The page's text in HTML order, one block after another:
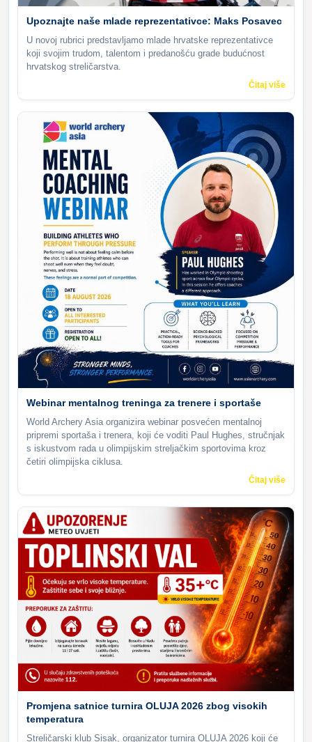
Upoznajte naše mlade reprezentativce: Maks Posavec
U novoj rubrici predstavljamo mlade hrvatske reprezentativce
koji svojim trudom, talentom i predanošću grade budućnost
hrvatskog streličarstva.
Čitaj više
Webinar mentalnog treninga za trenere i sportaše
World Archery Asia organizira webinar posvećen mentalnoj
pripremi sportaša i trenera, koji će voditi Paul Hughes, stručnjak
s iskustvom rada u olimpijskim streljačkim sportovima kroz
četiri olimpijska ciklusa.
Čitaj više
Promjena satnice turnira OLUJA 2026 zbog visokih
temperatura
Streličarski klub Sisak, organizator turnira OLUJA 2026 koji će